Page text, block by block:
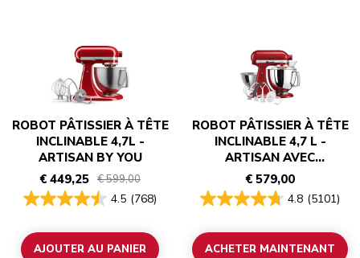
ROBOT PÂTISSIER À TÊTE
INCLINABLE 4,7L -
ARTISAN BY YOU
€ 449,25 € 599,00
4.5 (768)
AJOUTER AU PANIER
ROBOT PÂTISSIER À TÊTE
INCLINABLE 4,7 L -
ARTISAN AVEC
ACCESSOIRES
€ 579,00
4.8 (5101)
ACHETER MAINTENANT